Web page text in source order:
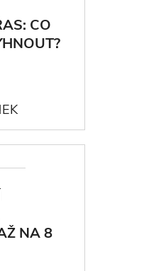
CO
NA 8